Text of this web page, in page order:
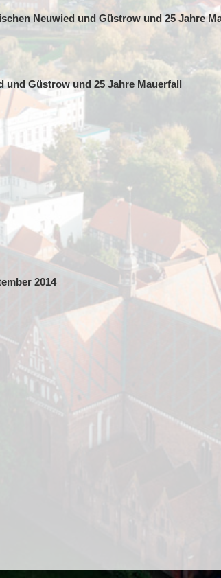
Neuwied und Güstrow und 25 Jahre
Güstrow und 25 Jahre Mauerfall
2014